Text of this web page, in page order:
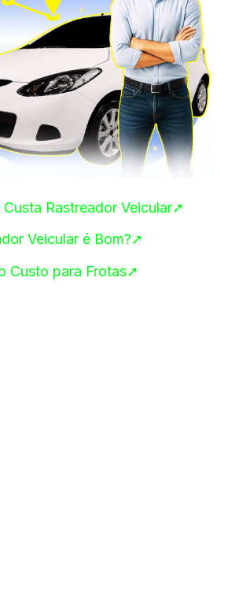
Custa Rastreador Veicular➚
Veicular é Bom?➚
Custo para Frotas➚